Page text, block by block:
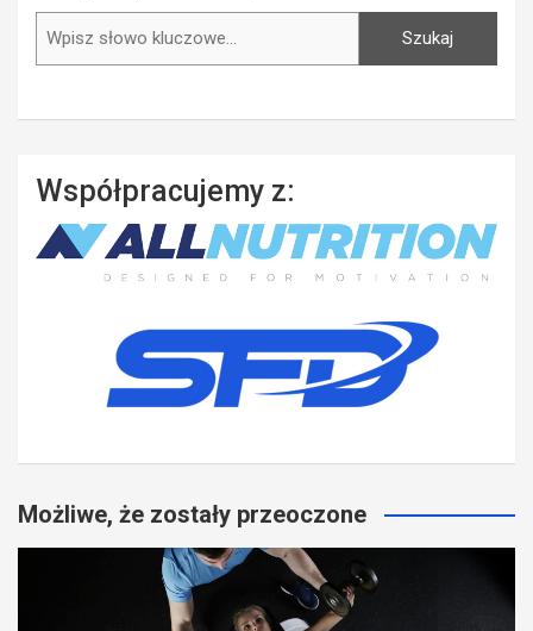
Szukaj
Współpracujemy z:
Możliwe, że zostały przeoczone